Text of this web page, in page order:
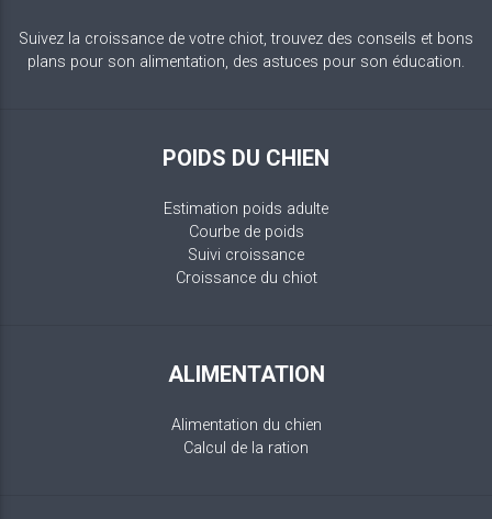
Suivez la croissance de votre chiot, trouvez des conseils et bons
plans pour son alimentation, des astuces pour son éducation.
POIDS DU CHIEN
Estimation poids adulte
Courbe de poids
Suivi croissance
Croissance du chiot
ALIMENTATION
Alimentation du chien
Calcul de la ration